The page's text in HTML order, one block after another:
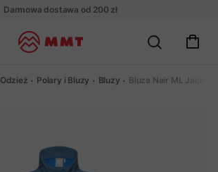
Darmowa dostawa od 200 zł
Odzież Polary i Bluzy Bluzy Bluza Nair ML Jacket